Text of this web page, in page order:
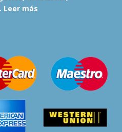
Leer más